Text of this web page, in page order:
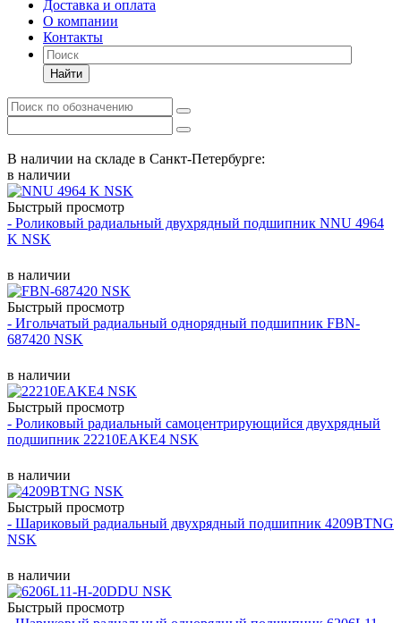
Доставка и оплата
О компании
Контакты
Найти
В наличии на складе в Санкт-Петербурге:
в наличии
Быстрый просмотр
- Роликовый радиальный двухрядный подшипник NNU 4964
K NSK
в наличии
Быстрый просмотр
- Игольчатый радиальный однорядный подшипник FBN-
687420 NSK
в наличии
Быстрый просмотр
- Роликовый радиальный самоцентрирующийся двухрядный
подшипник 22210EAKE4 NSK
в наличии
Быстрый просмотр
- Шариковый радиальный двухрядный подшипник 4209BTNG
NSK
в наличии
Быстрый просмотр